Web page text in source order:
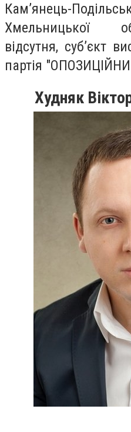
Кам’янець-
Хмельницької
відсутня, суб’єкт
партія
Худняк